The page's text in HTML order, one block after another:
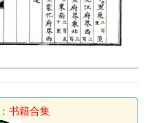
书籍合集